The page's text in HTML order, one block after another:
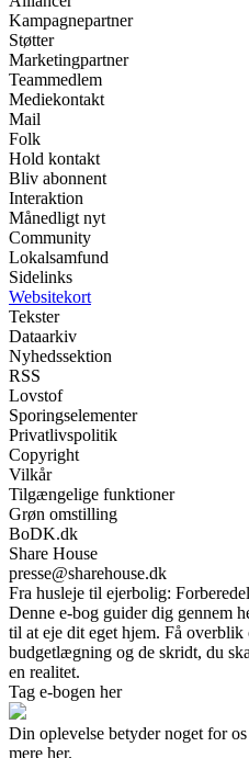
Kampagnepartner
Støtter
Marketingpartner
Teammedlem
Mediekontakt
Mail
Folk
Hold kontakt
Bliv abonnent
Interaktion
Månedligt nyt
Community
Lokalsamfund
Sidelinks
Websitekort
Tekster
Dataarkiv
Nyhedssektion
RSS
Lovstof
Sporingselementer
Privatlivspolitik
Copyright
Vilkår
Tilgængelige funktioner
Grøn omstilling
BoDK.dk
Share House
presse@sharehouse.dk
Fra husleje til ejerbolig:
Denne e-bog guider dig gennem
til at eje dit eget hjem. Få
budgetlægning og de skridt, du
en realitet.
Tag e-bogen her
Din oplevelse betyder noget for
mere her.